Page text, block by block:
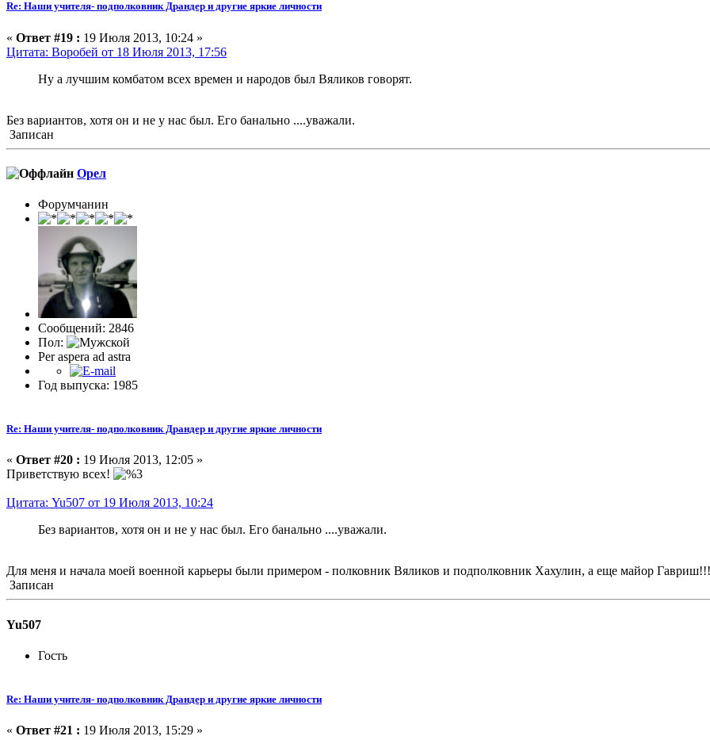
Re: Наши учителя- подполковник Драндер и другие яркие личности
« Ответ #19 : 19 Июля 2013, 10:24 »
Цитата: Воробей от 18 Июля 2013, 17:56
Ну а лучшим комбатом всех времен и народов был Вяликов говорят.
Без вариантов, хотя он и не у нас был. Его банально ....уважали.
Записан
Орел
Форумчанин
Сообщений: 2846
Пол:
Per aspera ad astra
Год выпуска: 1985
Re: Наши учителя- подполковник Драндер и другие яркие личности
« Ответ #20 : 19 Июля 2013, 12:05 »
Приветствую всех!
Цитата: Yu507 от 19 Июля 2013, 10:24
Без вариантов, хотя он и не у нас был. Его банально ....уважали.
Для меня и начала моей военной карьеры были примером - полковник Вяликов и подполковник Хахулин, а еще майор
Записан
Yu507
Гость
Re: Наши учителя- подполковник Драндер и другие яркие личности
« Ответ #21 : 19 Июля 2013, 15:29 »